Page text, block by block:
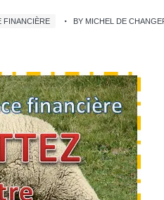
FINANCIÈRE BY MICHEL DE